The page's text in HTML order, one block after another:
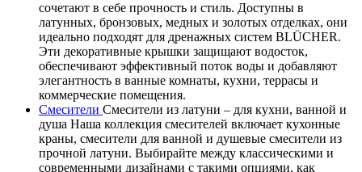
сочетают в себе прочность и стиль. Доступны в
латунных, бронзовых, медных и золотых отделках, они
идеально подходят для дренажных систем BLÜCHER.
Эти декоративные крышки защищают водосток,
обеспечивают эффективный поток воды и добавляют
элегантность в ванные комнаты, кухни, террасы и
коммерческие помещения.
Смесители Смесители из латуни – для кухни, ванной и
душа Наша коллекция смесителей включает кухонные
краны, смесители для ванной и душевые смесители из
прочной латуни. Выбирайте между классическими и
современными дизайнами с такими опциями, как